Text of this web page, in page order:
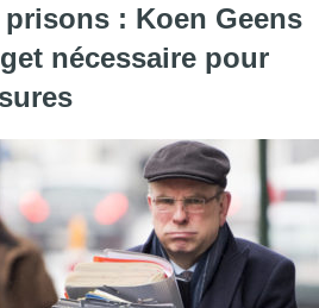
: Koen Geens
nécessaire pour